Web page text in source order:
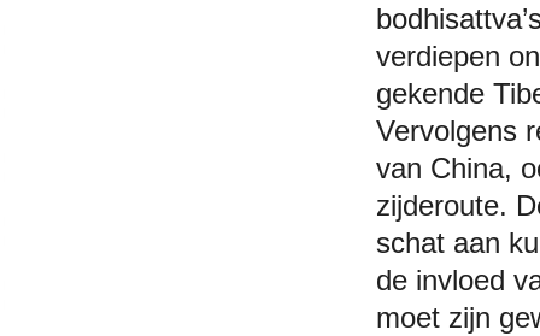
verdiepen
gekende
Vervolgens
van China,
zijderoute.
schat aan
de invloed
moet zijn